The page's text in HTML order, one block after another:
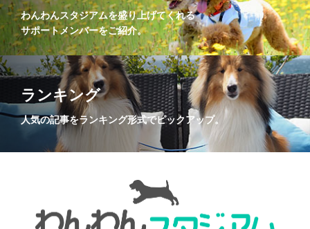
わんわんスタジアムを盛り上げてくれる
サポートメンバーをご紹介。
ランキング
人気の記事をランキング形式でピックアップ。